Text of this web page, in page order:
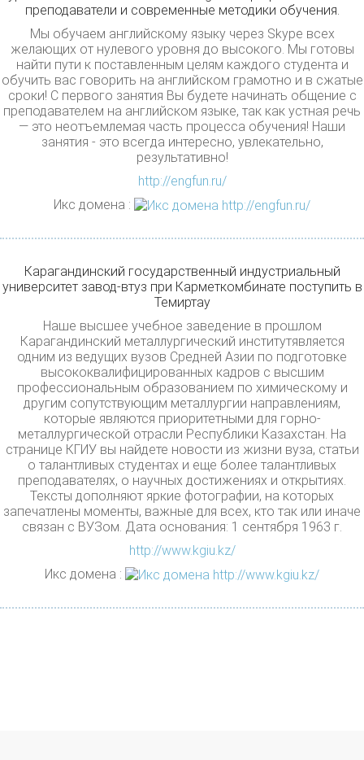
преподаватели и современные методики обучения.
Мы обучаем английскому языку через Skype всех
желающих от нулевого уровня до высокого. Мы готовы
найти пути к поставленным целям каждого студента и
обучить вас говорить на английском грамотно и в сжатые
сроки! С первого занятия Вы будете начинать общение с
преподавателем на английском языке, так как устная речь
— это неотъемлемая часть процесса обучения! Наши
занятия - это всегда интересно, увлекательно,
результативно!
http://engfun.ru/
Икс домена :
Карагандинский государственный индустриальный
университет завод-втуз при Карметкомбинате поступить в
Темиртау
Наше высшее учебное заведение в прошлом
Карагандинский металлургический институтявляется
одним из ведущих вузов Средней Азии по подготовке
высококвалифицированных кадров с высшим
профессиональным образованием по химическому и
другим сопутствующим металлургии направлениям,
которые являются приоритетными для горно-
металлургической отрасли Республики Казахстан. На
странице КГИУ вы найдете новости из жизни вуза, статьи
о талантливых студентах и еще более талантливых
преподавателях, о научных достижениях и открытиях.
Тексты дополняют яркие фотографии, на которых
запечатлены моменты, важные для всех, кто так или иначе
связан с ВУЗом. Дата основания: 1 сентября 1963 г.
http://www.kgiu.kz/
Икс домена :